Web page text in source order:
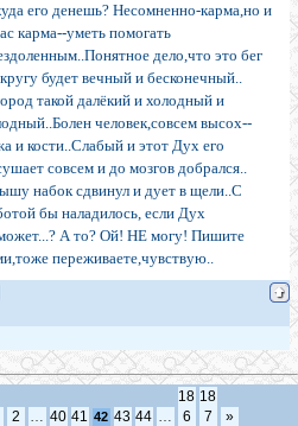
его денешь? Несомненно-карма,но и
карма--уметь помогать
дело,что это бег
будет вечный и бесконечный..
такой далёкий и холодный и
человек,совсем высох--
и кости..Слабый и этот Дух его
совсем и до мозгов добрался..
набок сдвинул и дует в щели..С
бы наладилось, если Дух
А то? Ой! НЕ могу! Пишите
переживаете,чувствую..
2 40 41 42 43 44
18
6
18
7
»